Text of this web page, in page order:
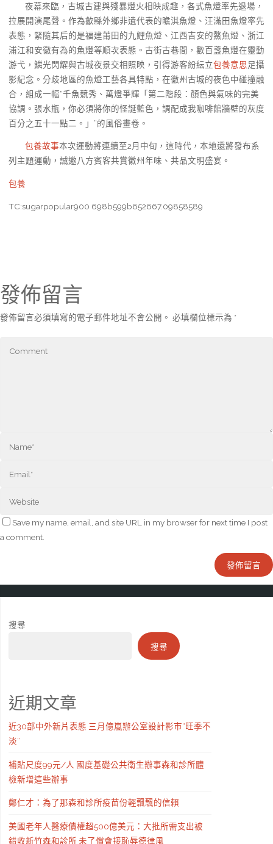
夜幕來臨，古城古建與殘暴燈火相映成趣，各式魚燈率先退場，
拉展開演尾聲。作為歙縣外鄉非遺代表的瞻淇魚燈、汪滿田魚燈率先
表態，緊隨其后的是福建莆田的九鯉魚燈、江西吉安的鰲魚燈、浙江
浦江和安徽有為的魚燈等順次表態。古街古巷間，數百盞魚燈在靈動
游弋，鱗光閃耀與古城夜景交相照映，引得游客紛紜立包養意思 足攝
影紀念。分歧地區的魚燈工藝各具特點，在徽州古城的夜色中碰撞融
合，組成一幅“千魚競秀、萬燈爭輝「第二階段：顏色與氣味的完美
協調。張水瓶，你必須將你的怪誕藍色，調配成我咖啡館牆壁的灰度
百分之五十一點二。」”的風俗畫卷。
包養故事本次運動將連續至2月中旬，這時代，本地還將發布系
列主題運動，誠邀八方賓客共賞徽州年味、共品文明盛宴。
包養
TC:sugarpopular900 698b599b652667.09858589
發佈留言
發佈留言必須填寫的電子郵件地址不會公開。 必填欄位標示為 *
Save my name, email, and site URL in my browser for next time I post
a comment.
搜尋
搜尋
近期文章
近30部中外新片表態 三月億嵐辦公室設計影市“旺季不
淡”
補貼尺度99元/人 國度基礎公共衛生辦事森和診所體
檢新增這些辦事
鄭仁才：為了那森和診所疫苗份輕飄飄的信賴
美國老年人醫療債權超500億美元：大批所需支出被
錯收新竹森和診所 未了償會接恥辱德律風